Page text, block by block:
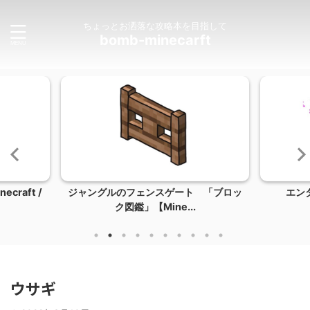
ちょっとお洒落な攻略本を目指して
/
ジャングルのフェンスゲート 「ブロッ
ク図鑑」【Mine...
エン
ウサギ